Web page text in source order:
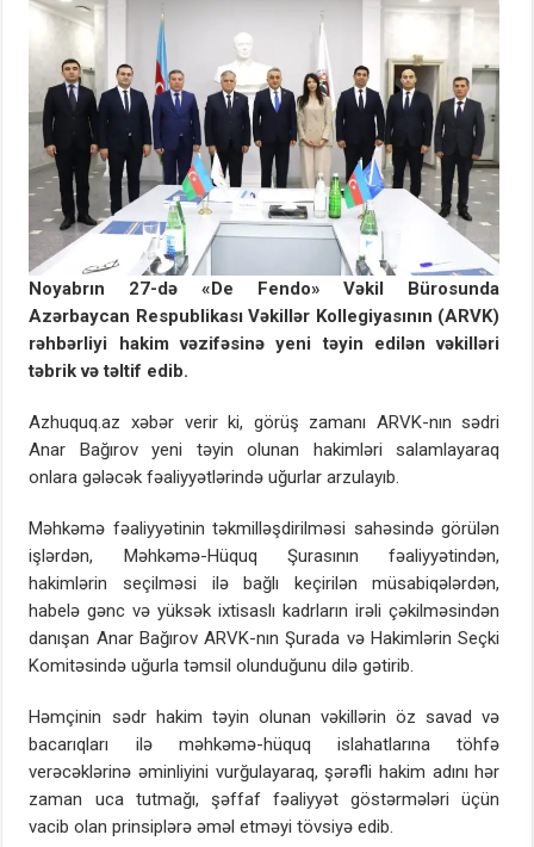
Noyabrın 27-də «De Fendo» Vəkil Bürosunda
Azərbaycan Respublikası Vəkillər Kollegiyasının (ARVK)
rəhbərliyi hakim vəzifəsinə yeni təyin edilən vəkilləri
təbrik və təltif edib.
Azhuquq.az xəbər verir ki, görüş zamanı ARVK-nın sədri
Anar Bağırov yeni təyin olunan hakimləri salamlayaraq
onlara gələcək fəaliyyətlərində uğurlar arzulayıb.
Məhkəmə fəaliyyətinin təkmilləşdirilməsi sahəsində görülən
işlərdən, Məhkəmə-Hüquq Şurasının fəaliyyətindən,
hakimlərin seçilməsi ilə bağlı keçirilən müsabiqələrdən,
habelə gənc və yüksək ixtisaslı kadrların irəli çəkilməsindən
danışan Anar Bağırov ARVK-nın Şurada və Hakimlərin Seçki
Komitəsində uğurla təmsil olunduğunu dilə gətirib.
Həmçinin sədr hakim təyin olunan vəkillərin öz savad və
bacarıqları ilə məhkəmə-hüquq islahatlarına töhfə
verəcəklərinə əminliyini vurğulayaraq, şərəfli hakim adını hər
zaman uca tutmağı, şəffaf fəaliyyət göstərmələri üçün
vacib olan prinsiplərə əməl etməyi tövsiyə edib.